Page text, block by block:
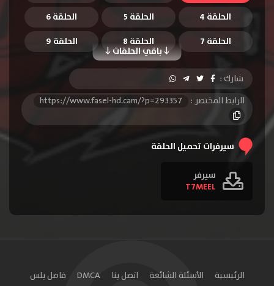
الحلقة 4
الحلقة 5 الحلقة 6
باقي الحلقات
الحلقة 7 الحلقة 8
الحلقة 9
الحلقة 10
الحلقة 11
الحلقة 12
الحلقة 13
شارك :
الرابط المختصر :
https://www.fasel-hd.cam/?p=293357
سيرفرات تحميل الحلقة
سيرفر
T7MEEL
الرئيسية الأسئلة الشائعة اتصل بنا DMCA فاصل بلس